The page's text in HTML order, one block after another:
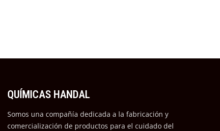
QUÍMICAS HANDAL
Somos una compañía dedicada a la fabricación y
comercialización de productos para el cuidado del